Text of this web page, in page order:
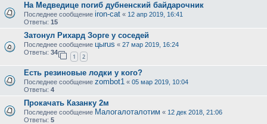
На Медведице погиб дубненский байдарочник
Последнее сообщение iron-cat « 12 апр 2019, 16:41
Ответы: 15
Затонул Рихард Зорге у соседей
Последнее сообщение цыrus « 27 мар 2019, 16:24
Ответы: 34
1 2
Есть резиновые лодки у кого?
Последнее сообщение zombot1 « 05 мар 2019, 10:04
Ответы: 4
Прокачать Казанку 2м
Последнее сообщение Малогалоталотим « 12 дек 2018, 21:06
Ответы: 5